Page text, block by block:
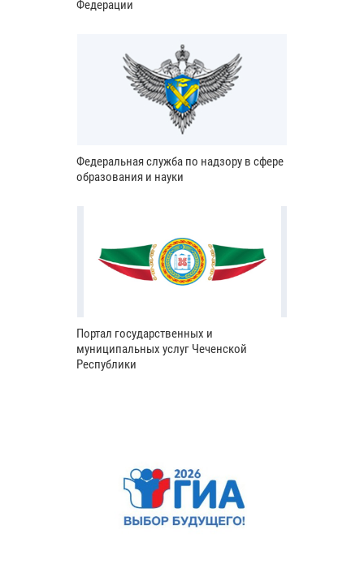
Федерации
Федеральная служба по надзору в сфере
образования и науки
Портал государственных и
муниципальных услуг Чеченской
Республики